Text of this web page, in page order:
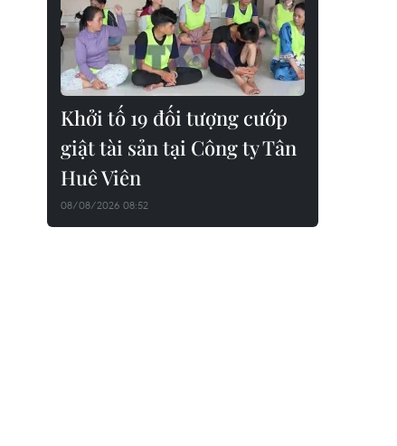
Khởi tố 19 đối tượng cướp
giật tài sản tại Công ty Tân
Huê Viên
08/08/2026 08:52